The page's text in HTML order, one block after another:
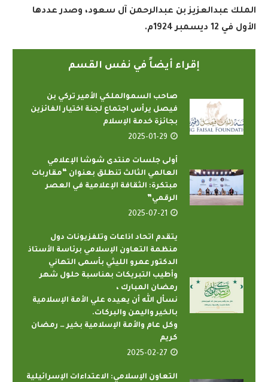
الملك عبدالعزيز بن عبدالرحمن آل سعود، وصدر عددها
الأول في 12 ديسمبر 1924م
.
إقراء أيضاً في نفس القسم
صاحب السموالملكي الأمير تركي بن
فيصل يرأس اجتماع لجنة اختيار الفائزين
بجائزة خدمة الإسلام
2025-01-29
أولى جلسات منتدى شوشا الإعلامي
العالمي الثالث تنطلق بعنوان “مقاربات
مبتكرة: الثقافة الإعلامية في العصر
الرقمي”
2025-07-21
يتقدم اتحاد اذاعات وتلفزيونات دول
منظمة التعاون الإسلامي برئاسة الأستاذ
الدكتور عمرو الليثي بأسمى التهاني
وأطيب التبريكات بمناسبة حلول شهر
رمضان المبارك ،
نسأل الله أن يعيده علي الأمة الإسلامية
بالخير واليمن والبركات.
وكل عام والأمة الإسلامية بخير … رمضان
كريم
2025-02-27
التعاون الإسلامي: الاعتداءات الإسرائيلية